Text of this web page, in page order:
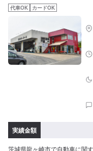
ださい。駐車スペースは事務
い。受付はスタッフへ「メン
内いたします。【定休日・営
8:00~18:00
代車OK カードOK
実績金額
茨城県龍ヶ崎市で自動車に関